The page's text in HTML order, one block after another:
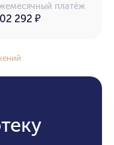
платёж
292 ₽